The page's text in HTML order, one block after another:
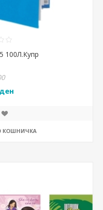
100Л.Купр
КОШНИЧКА